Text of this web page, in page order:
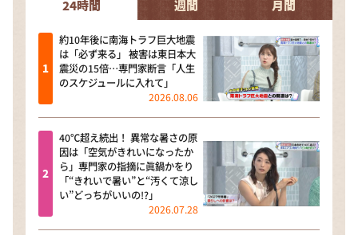
24時間 週間 月間
約10年後に南海トラフ巨大地震
は「必ず来る」 被害は東日本大
震災の15倍…専門家断言「人生
のスケジュールに入れて」
2026.08.06
40℃超え続出！ 異常な暑さの原
因は「空気がきれいになったか
ら」専門家の指摘に眞鍋かをり
「“きれいで暑い”と“汚くて涼し
い”どっちがいいの!?」
2026.07.28